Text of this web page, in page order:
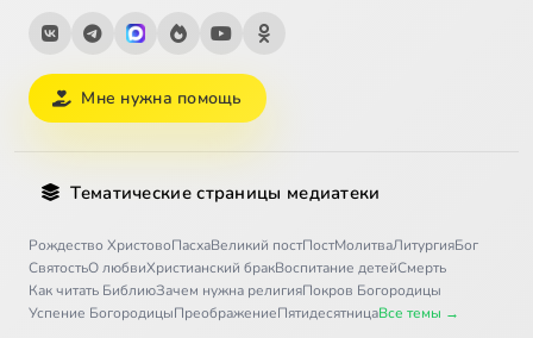
Мне нужна помощь
Тематические страницы медиатеки
Рождество ХристовоПасхаВеликий постПостМолитваЛитургияБог
СвятостьО любвиХристианский бракВоспитание детейСмерть
Как читать БиблиюЗачем нужна религияПокров Богородицы
Успение БогородицыПреображениеПятидесятницаВсе темы →